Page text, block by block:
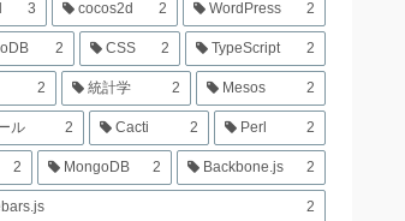
3 cocos2d 2 WordPress 2
2 CSS 2 TypeScript 2
2 統計学 2 Mesos 2
ル 2 Cacti 2 Perl 2
2 MongoDB 2 Backbone.js 2
2